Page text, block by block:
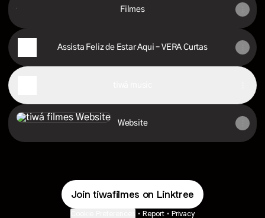
Filmes
Assista Feliz de Estar Aqui – VERA Curtas
Website
Website
Join tiwafilmes on Linktree
• Report • Privacy